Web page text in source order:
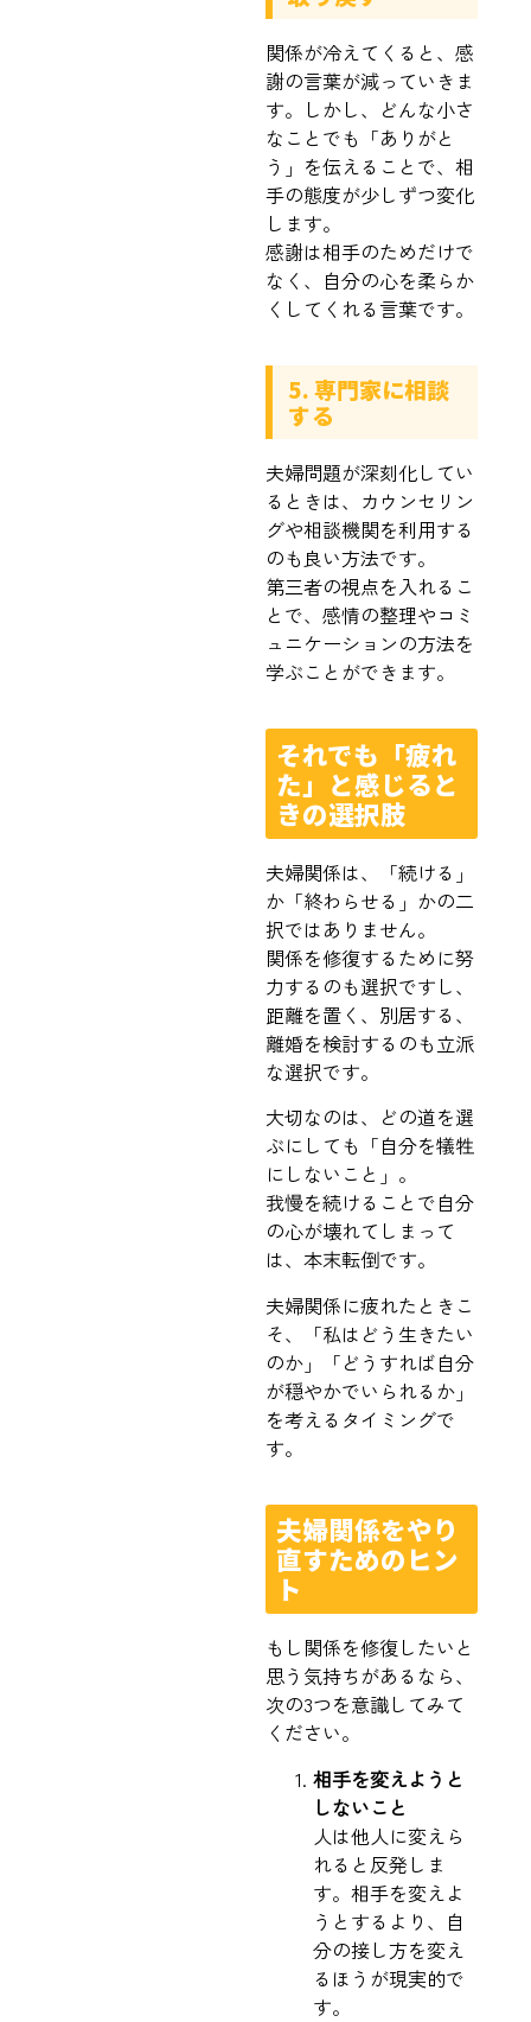
関係が冷えてくると、感
謝の言葉が減っていきま
す。しかし、どんな小さ
なことでも「ありがと
う」を伝えることで、相
手の態度が少しずつ変化
します。
感謝は相手のためだけで
なく、自分の心を柔らか
くしてくれる言葉です。
5. 専門家に相談
する
夫婦問題が深刻化してい
るときは、カウンセリン
グや相談機関を利用する
のも良い方法です。
第三者の視点を入れるこ
とで、感情の整理やコミ
ュニケーションの方法を
学ぶことができます。
それでも「疲れ
た」と感じると
きの選択肢
夫婦関係は、「続ける」
か「終わらせる」かの二
択ではありません。
関係を修復するために努
力するのも選択ですし、
距離を置く、別居する、
離婚を検討するのも立派
な選択です。
大切なのは、どの道を選
ぶにしても「自分を犠牲
にしないこと」。
我慢を続けることで自分
の心が壊れてしまって
は、本末転倒です。
夫婦関係に疲れたときこ
そ、「私はどう生きたい
のか」「どうすれば自分
が穏やかでいられるか」
を考えるタイミングで
す。
夫婦関係をやり
直すためのヒン
ト
もし関係を修復したいと
思う気持ちがあるなら、
次の3つを意識してみて
ください。
相手を変えようと
しないこと
人は他人に変えら
れると反発しま
す。相手を変えよ
うとするより、自
分の接し方を変え
るほうが現実的で
す。